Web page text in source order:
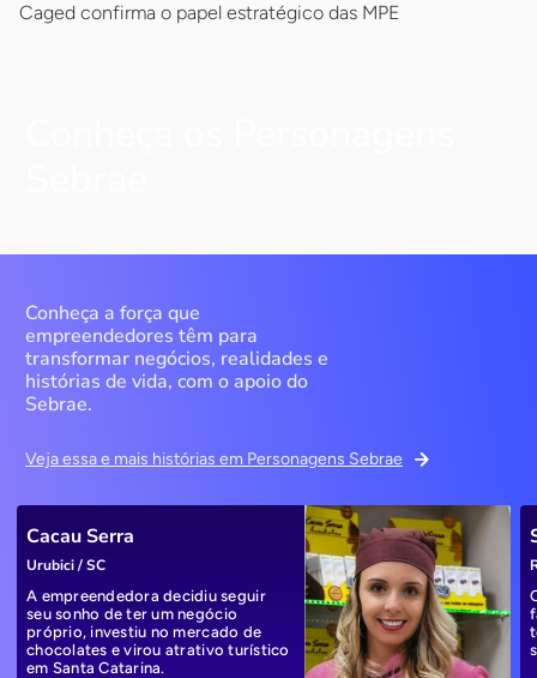
Caged confirma o papel estratégico das MPE
Conheça a força que
empreendedores têm para
transformar negócios, realidades e
histórias de vida, com o apoio do
Sebrae.
Veja essa e mais histórias em Personagens Sebrae
Cacau Serra
Urubici / SC
A empreendedora decidiu seguir
seu sonho de ter um negócio
próprio, investiu no mercado de
chocolates e virou atrativo turístico
em Santa Catarina.